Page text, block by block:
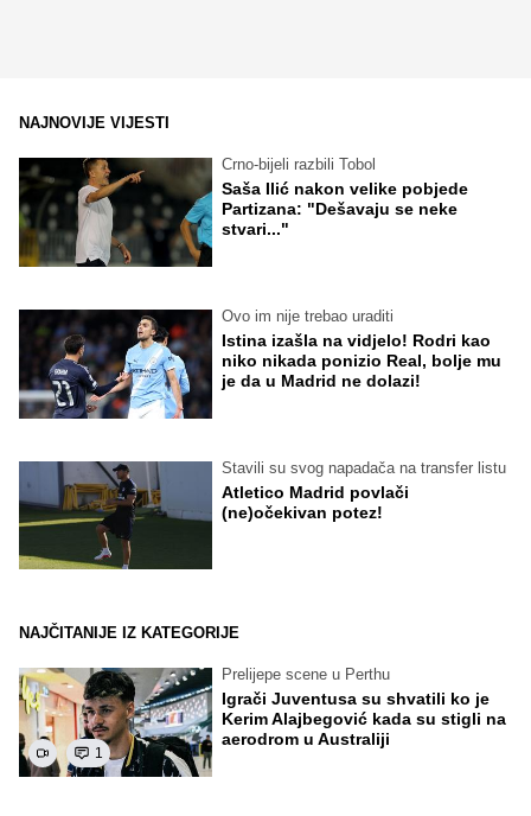
NAJNOVIJE VIJESTI
Crno-bijeli razbili Tobol
Saša Ilić nakon velike pobjede
Partizana: "Dešavaju se neke
stvari..."
Ovo im nije trebao uraditi
Istina izašla na vidjelo! Rodri kao
niko nikada ponizio Real, bolje mu
je da u Madrid ne dolazi!
Stavili su svog napadača na transfer listu
Atletico Madrid povlači
(ne)očekivan potez!
NAJČITANIJE IZ KATEGORIJE
1
Prelijepe scene u Perthu
Igrači Juventusa su shvatili ko je
Kerim Alajbegović kada su stigli na
aerodrom u Australiji